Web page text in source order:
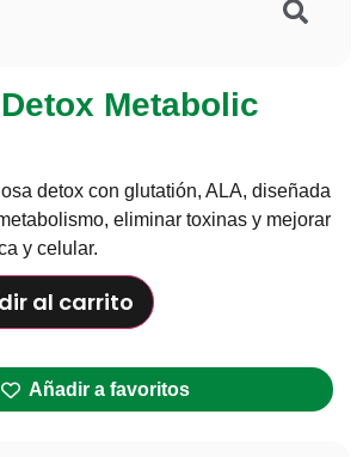
Metabolic
detox con glutatión, ALA, diseñada
eliminar toxinas y mejorar
y celular.
al carrito
Añadir a favoritos